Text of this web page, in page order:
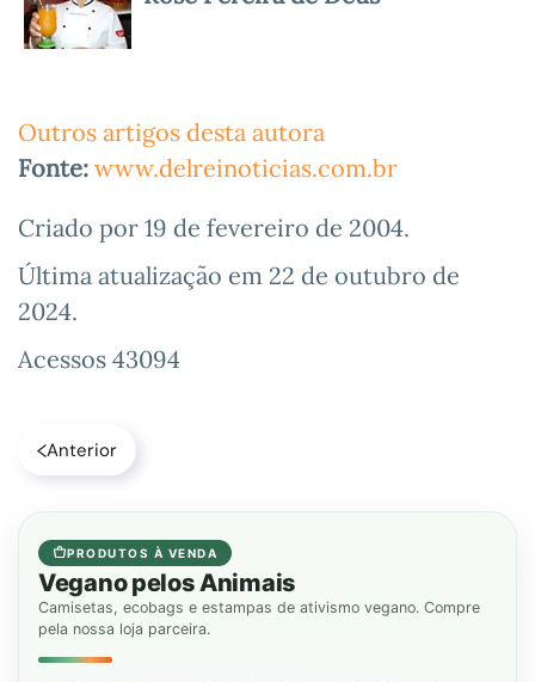
Outros artigos desta autora
Fonte: www.delreinoticias.com.br
Criado por 19 de fevereiro de 2004.
Última atualização em 22 de outubro de
2024.
Acessos 43094
Anterior
PRODUTOS À VENDA
Vegano pelos Animais
Camisetas, ecobags e estampas de ativismo vegano. Compre
pela nossa loja parceira.